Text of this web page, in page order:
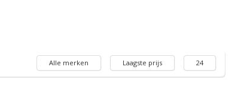
Alle merken Laagste prijs 24